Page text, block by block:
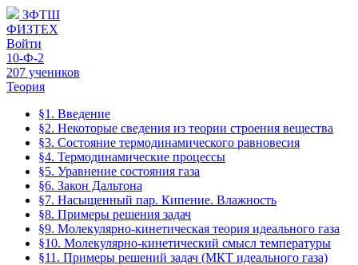
ЗФТШ
ФИЗТЕХ
Войти
10-Ф-2
207 учеников
Теория
§1. Введение
§2. Некоторые сведения из теории строения вещества
§3. Состояние термодинамического равновесия
§4. Термодинамические процессы
§5. Уравнение состояния газа
§6. Закон Дальтона
§7. Насыщенный пар. Кипение. Влажность
§8. Примеры решения задач
§9. Молекулярно-кинетическая теория идеального газа
§10. Молекулярно-кинетический смысл температуры
§11. Примеры решений задач (МКТ идеального газа)